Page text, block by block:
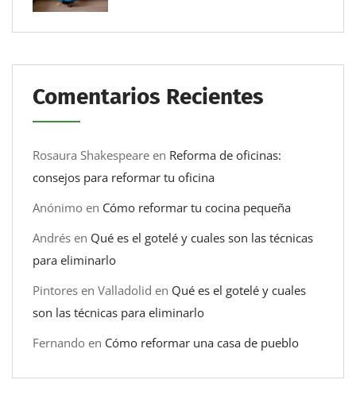
Comentarios Recientes
Rosaura Shakespeare en Reforma de oficinas:
consejos para reformar tu oficina
Anónimo en Cómo reformar tu cocina pequeña
Andrés en Qué es el gotelé y cuales son las técnicas
para eliminarlo
Pintores en Valladolid en Qué es el gotelé y cuales
son las técnicas para eliminarlo
Fernando en Cómo reformar una casa de pueblo